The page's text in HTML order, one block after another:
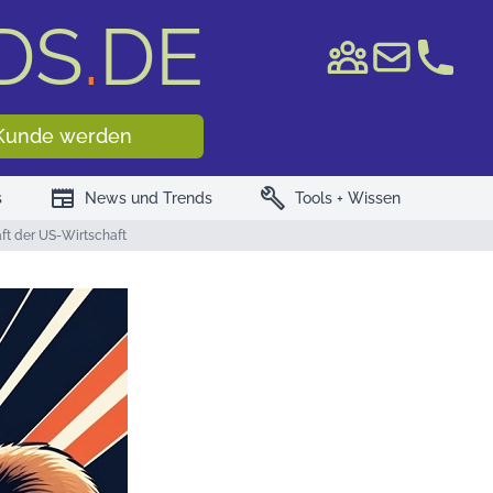
.DE
WKN/ISIN
werden
newspaper News und Trends build Tools + Wissen
der US-Wirtschaft